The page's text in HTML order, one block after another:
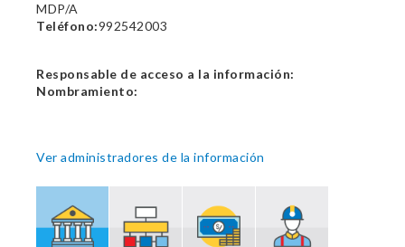
MDP/A
Teléfono:992542003
Responsable de acceso a la información:
Nombramiento:
Ver administradores de la información